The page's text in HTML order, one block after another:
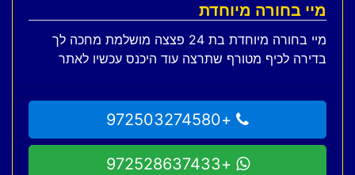
מיי בחורה מיוחדת
מיי בחורה מיוחדת בת 24 פצצה מושלמת מחכה לך
בדירה לכיף מטורף שתרצה עוד היכנס עכשיו לאתר
+972503274580
+972528637433